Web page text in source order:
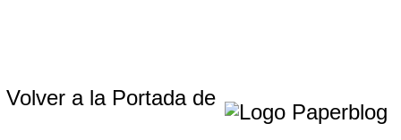
Volver a la Portada de